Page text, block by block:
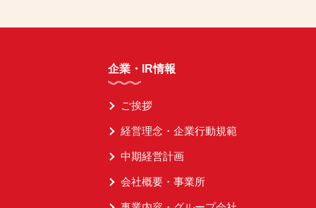
企業・IR情報
ご挨拶
経営理念・企業行動規範
中期経営計画
会社概要・事業所